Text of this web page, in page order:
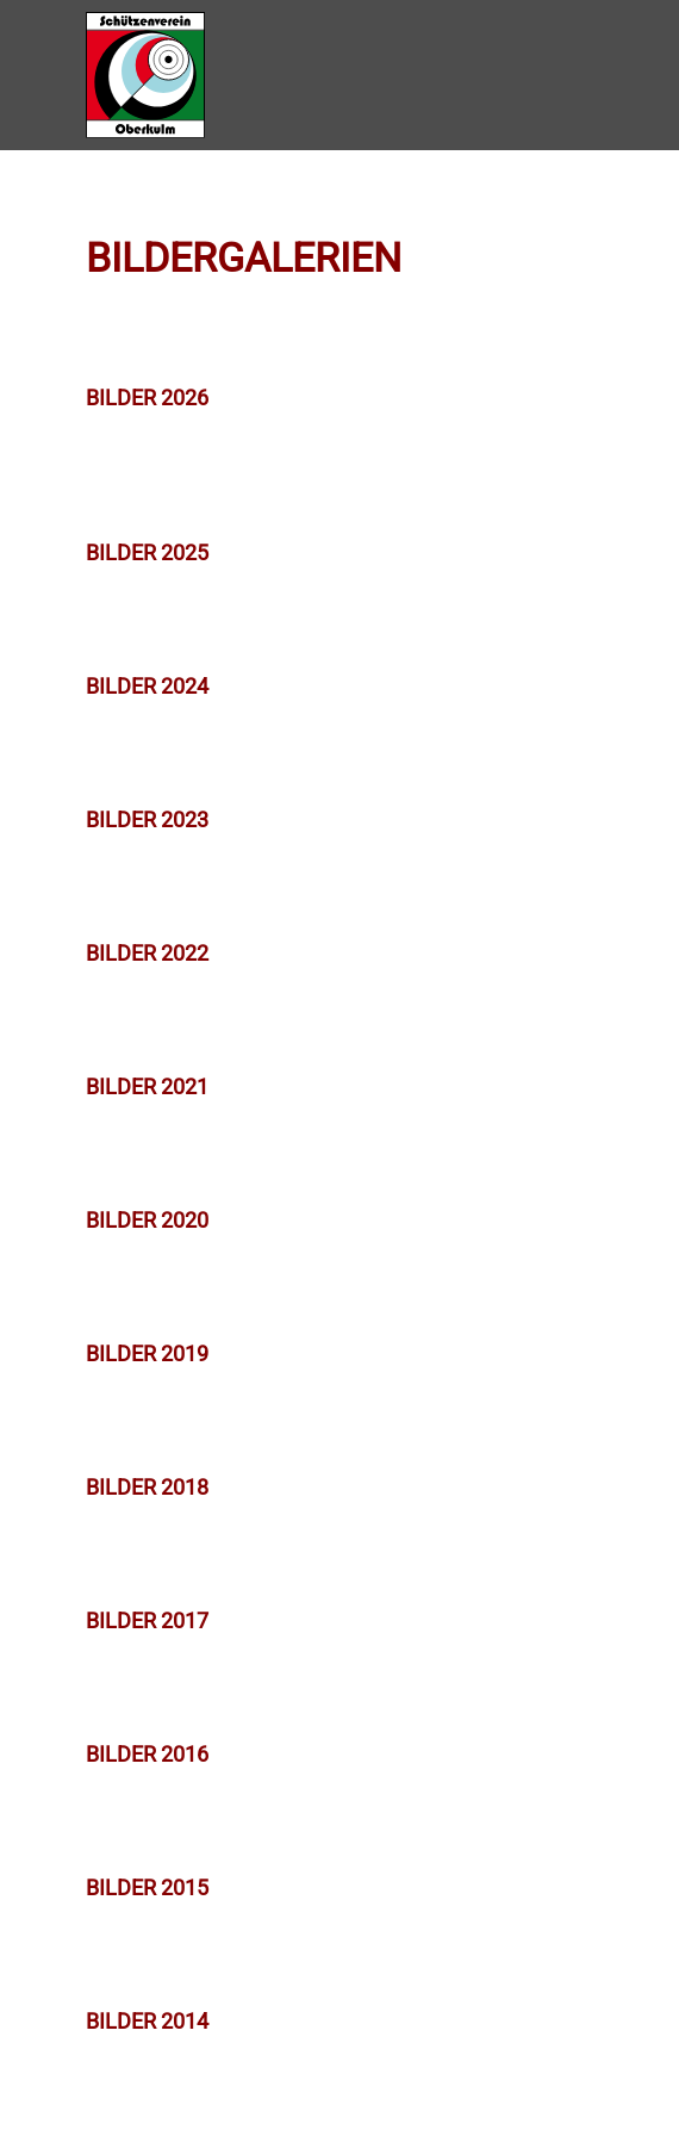
Zum Hauptinhalt springen
BILDERGALERIEN
BILDER 2026
BILDER 2025
BILDER 2024
BILDER 2023
BILDER 2022
BILDER 2021
BILDER 2020
BILDER 2019
BILDER 2018
BILDER 2017
BILDER 2016
BILDER 2015
BILDER 2014